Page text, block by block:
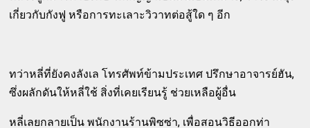
เกี่ยวกับกังฟู หรือการทะเลาะวิวาทต่อสู้ใด ๆ อีก
ทว่าหลี่ที่ยังคงลังเล โทรศัพท์ข้ามประเทศ ปรึกษาอาจารย์ฮัน,
ซึ่งผลักดันให้หลี่ใช้ สิ่งที่เคยเรียนรู้ ช่วยเหลือผู้อื่น
หลี่เลยกลายเป็น พนักงานร้านพิซซ่า, เพื่อสอนวิธีออกท่า